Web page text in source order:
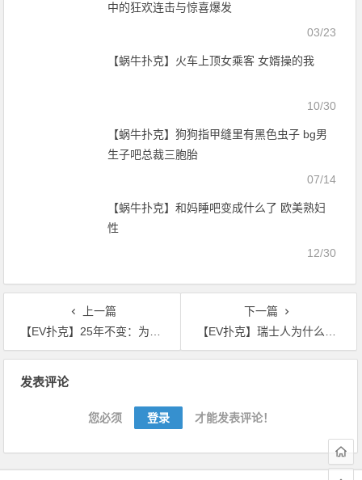
中的狂欢连击与惊喜爆发
03/23
【蜗牛扑克】火车上顶女乘客 女婿操的我
10/30
【蜗牛扑克】狗狗指甲缝里有黑色虫子 bg男
生子吧总裁三胞胎
07/14
【蜗牛扑克】和妈睡吧变成什么了 欧美熟妇
性
12/30
上一篇
【EV扑克】25年不变：为何中国打火机依然一元？
下一篇
【EV扑克】瑞士人为什么那么富？
发表评论
您必须 登录 才能发表评论！